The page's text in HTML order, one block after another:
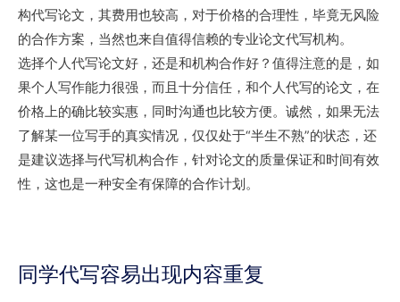
构代写论文，其费用也较高，对于价格的合理性，毕竟无风险
的合作方案，当然也来自值得信赖的专业论文代写机构。
选择个人代写论文好，还是和机构合作好？值得注意的是，如
果个人写作能力很强，而且十分信任，和个人代写的论文，在
价格上的确比较实惠，同时沟通也比较方便。诚然，如果无法
了解某一位写手的真实情况，仅仅处于“半生不熟”的状态，还
是建议选择与代写机构合作，针对论文的质量保证和时间有效
性，这也是一种安全有保障的合作计划。
同学代写容易出现内容重复